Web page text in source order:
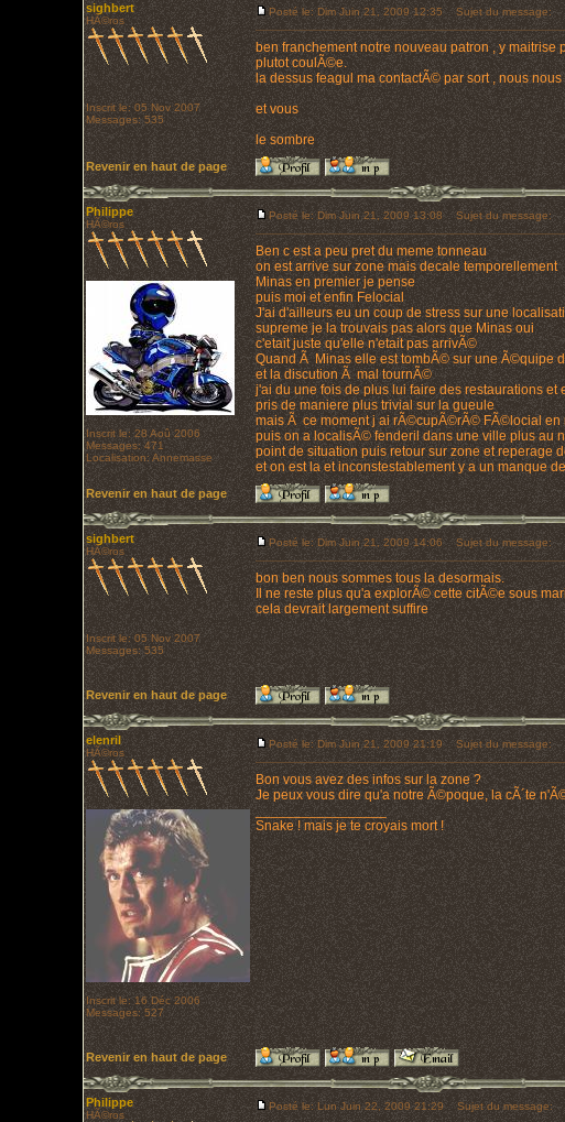
sighbert
HÃ©ros
Inscrit le: 05 Nov 2007
Messages: 535
Posté le: Dim Juin 21, 2009 12:35 Sujet du message:
ben franchement notre nouveau patron , y
plutot coulÃ©e.
la dessus feagul ma contactÃ© par sort , nous
et vous
le sombre
Revenir en haut de page
Philippe
HÃ©ros
Inscrit le: 28 Aoû 2006
Messages: 471
Localisation: Annemasse
Posté le: Dim Juin 21, 2009 13:08 Sujet du message:
Ben c est a peu pret du meme tonneau
on est arrive sur zone mais decale temporellement
Minas en premier je pense
puis moi et enfin Felocial
J'ai d'ailleurs eu un coup de stress sur une
supreme je la trouvais pas alors que Minas oui
c'etait juste qu'elle n'etait pas arrivÃ©
Quand Ã Minas elle est tombÃ© sur une Ã©quipe
et la discution Ã mal tournÃ©
j'ai du une fois de plus lui faire des restaurations et
pris de maniere plus trivial sur la gueule
mais Ã ce moment j ai rÃ©cupÃ©rÃ© FÃ©locial en
puis on a localisÃ© fenderil dans une ville plus au
point de situation puis retour sur zone et reperage
et on est la et inconstestablement y a un manque
Revenir en haut de page
sighbert
HÃ©ros
Inscrit le: 05 Nov 2007
Messages: 535
Posté le: Dim Juin 21, 2009 14:06 Sujet du message:
bon ben nous sommes tous la desormais.
Il ne reste plus qu'a explorÃ© cette citÃ©e sous
cela devrait largement suffire
Revenir en haut de page
elenril
HÃ©ros
Inscrit le: 16 Déc 2006
Messages: 527
Posté le: Dim Juin 21, 2009 21:19 Sujet du message:
Bon vous avez des infos sur la zone ?
Je peux vous dire qu'a notre Ã©poque, la cÃ´te
_________________
Snake ! mais je te croyais mort !
Revenir en haut de page
Philippe
HÃ©ros
Posté le: Lun Juin 22, 2009 21:29 Sujet du message: